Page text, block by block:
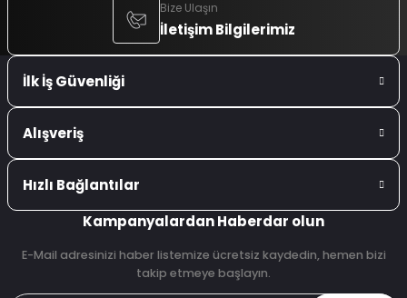
Bize Ulaşın
İletişim Bilgilerimiz
İlk İş Güvenliği
Alışveriş
Hızlı Bağlantılar
Kampanyalardan Haberdar olun
E-Mail adresinizi haber listemize ücretsiz kaydedin, hemen bizi
takip etmeye başlayın.